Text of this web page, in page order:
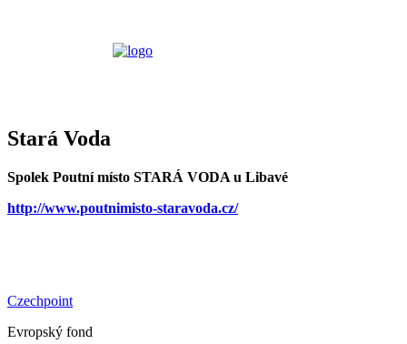
Stará Voda
Spolek Poutní místo STARÁ VODA u Libavé
http://www.poutnimisto-staravoda.cz/
Czechpoint
Evropský fond